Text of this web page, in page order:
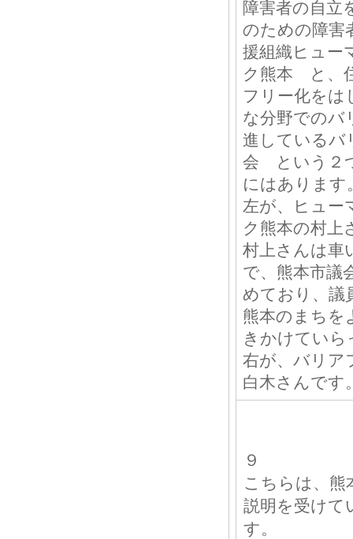
障害者の自立
のための障害
援組織ヒュー
ク熊本 と、
フリー化をは
な分野でのバ
進しているバ
会 という２
にはあります
左が、ヒュー
ク熊本の村上
村上さんは車
で、熊本市議
めており、議
熊本のまちを
きかけてい
右が、バリア
白木さんです
９
こちらは、熊
説明を受けて
す。